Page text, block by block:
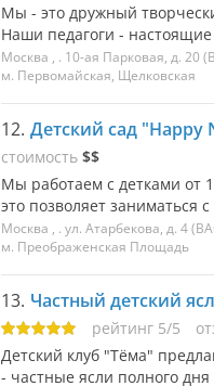
Мы - это дружный
Наши педагоги -
Москва , . 10-ая Парковая, д. 20
м. Первомайская, Щелковская
12. Детский сад "Happy
стоимость $$
Мы работаем с детками от
это позволяет
Москва , . ул. Атарбекова, д. 4
м. Преображенская Площадь
13. Частный детский
рейтинг 5/5
Детский клуб "Тёма"
- частные ясли полного